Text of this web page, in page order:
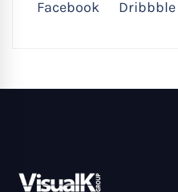
Facebook Dribbble